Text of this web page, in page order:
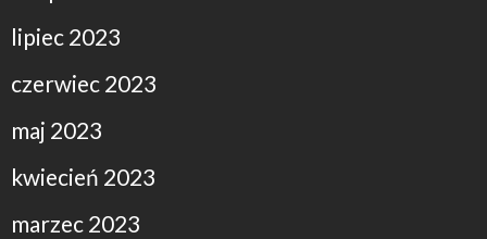
lipiec 2023
czerwiec 2023
maj 2023
kwiecień 2023
marzec 2023